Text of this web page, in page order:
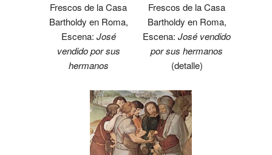
Frescos de la Casa
Bartholdy en Roma,
Escena: José
vendido por sus
hermanos
Frescos de la Casa
Bartholdy en Roma,
Escena:José vendido
por sus hermanos
(detalle)